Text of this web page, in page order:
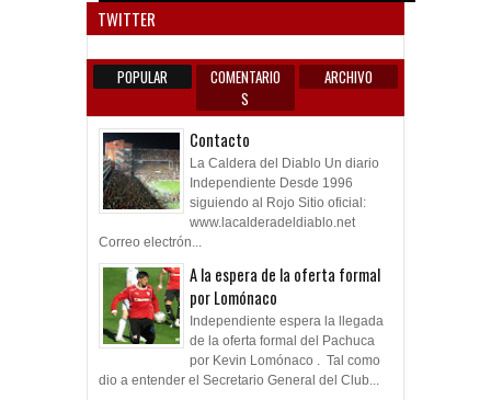
TWITTER
POPULAR
COMENTARIO
S
ARCHIVO
Contacto
La Caldera del Diablo Un diario
Independiente Desde 1996
siguiendo al Rojo Sitio oficial:
www.lacalderadeldiablo.net
Correo electrón...
A la espera de la oferta formal
por Lomónaco
Independiente espera la llegada
de la oferta formal del Pachuca
por Kevin Lomónaco . Tal como
dio a entender el Secretario General del Club...